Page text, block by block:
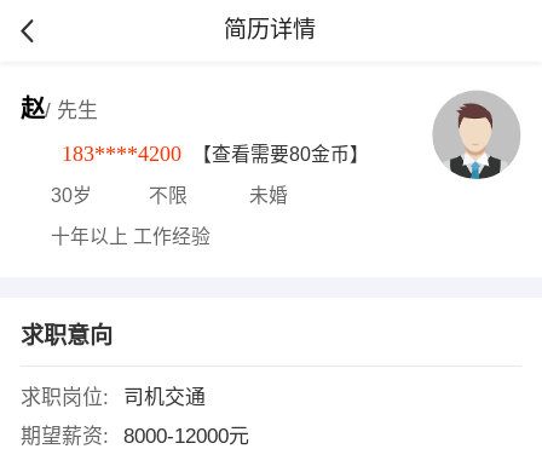
简历详情
赵/ 先生
183****4200 【查看需要80金币】
30岁 不限 未婚
十年以上 工作经验
求职意向
求职岗位:
司机交通
期望薪资:
8000-12000元